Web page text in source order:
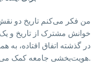
من فکر می‌کنم تاریخ دو
خوانش مشترک از تاریخ و
در گذشته اتفاق افتاده، به
هویت‌بخشی جامعه کمک می‌کند.